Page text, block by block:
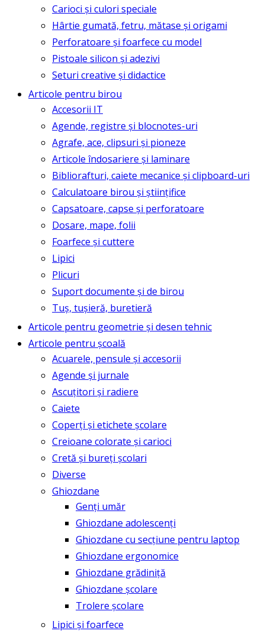
Carioci și culori speciale
Hârtie gumată, fetru, mătase și origami
Perforatoare și foarfece cu model
Pistoale silicon și adezivi
Seturi creative și didactice
Articole pentru birou
Accesorii IT
Agende, registre și blocnotes-uri
Agrafe, ace, clipsuri și pioneze
Articole îndosariere și laminare
Bibliorafturi, caiete mecanice și clipboard-uri
Calculatoare birou și științifice
Capsatoare, capse și perforatoare
Dosare, mape, folii
Foarfece și cuttere
Lipici
Plicuri
Suport documente și de birou
Tuș, tușieră, buretieră
Articole pentru geometrie și desen tehnic
Articole pentru școală
Acuarele, pensule și accesorii
Agende și jurnale
Ascuțitori și radiere
Caiete
Coperți și etichete școlare
Creioane colorate și carioci
Cretă și bureți școlari
Diverse
Ghiozdane
Genți umăr
Ghiozdane adolescenți
Ghiozdane cu secțiune pentru laptop
Ghiozdane ergonomice
Ghiozdane grădiniță
Ghiozdane școlare
Trolere școlare
Lipici și foarfece